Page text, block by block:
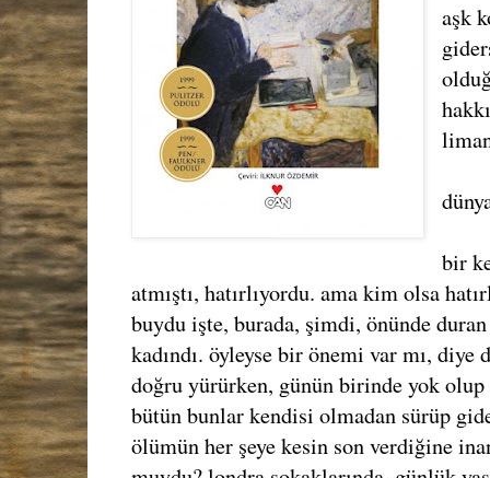
aşk
bir
atmıştı, hatırlıyordu. ama kim olsa
buydu işte, burada, şimdi, önünde
kadındı. öyleyse bir önemi var mı, diye
doğru yürürken, günün birinde yok
bütün bunlar kendisi olmadan sürüp
ölümün her şeye kesin son verdiğine